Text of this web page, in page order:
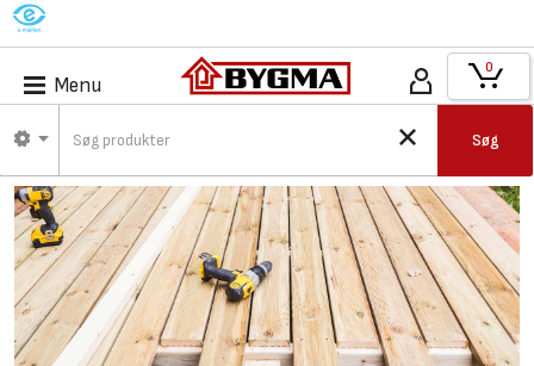
M
Menu
Søg
0